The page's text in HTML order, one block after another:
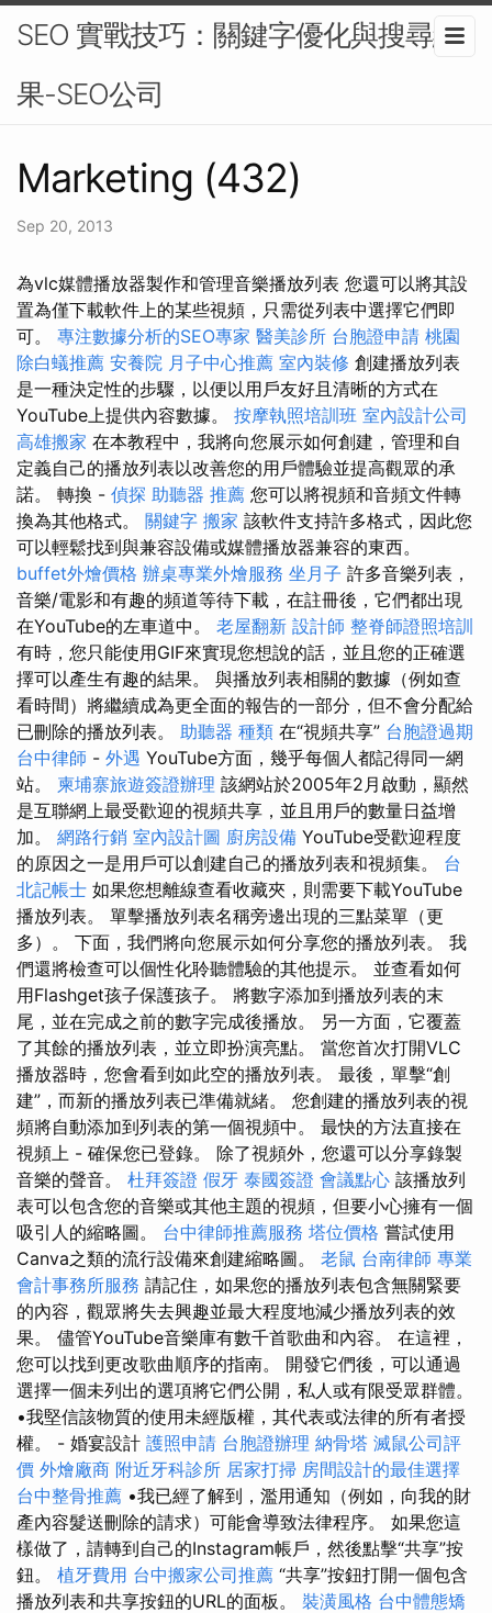
SEO 實戰技巧：關鍵字優化與搜尋結
果-SEO公司
Marketing (432)
Sep 20, 2013
為vlc媒體播放器製作和管理音樂播放列表 您還可以將其設
置為僅下載軟件上的某些視頻，只需從列表中選擇它們即
可。 專注數據分析的SEO專家 醫美診所 台胞證申請 桃園
除白蟻推薦 安養院 月子中心推薦 室內裝修 創建播放列表
是一種決定性的步驟，以便以用戶友好且清晰的方式在
YouTube上提供內容數據。 按摩執照培訓班 室內設計公司
高雄搬家 在本教程中，我將向您展示如何創建，管理和自
定義自己的播放列表以改善您的用戶體驗並提高觀眾的承
諾。 轉換 - 偵探 助聽器 推薦 您可以將視頻和音頻文件轉
換為其他格式。 關鍵字 搬家 該軟件支持許多格式，因此您
可以輕鬆找到與兼容設備或媒體播放器兼容的東西。
buffet外燴價格 辦桌專業外燴服務 坐月子 許多音樂列表，
音樂/電影和有趣的頻道等待下載，在註冊後，它們都出現
在YouTube的左車道中。 老屋翻新 設計師 整脊師證照培訓
有時，您只能使用GIF來實現您想說的話，並且您的正確選
擇可以產生有趣的結果。 與播放列表相關的數據（例如查
看時間）將繼續成為更全面的報告的一部分，但不會分配給
已刪除的播放列表。 助聽器 種類 在“視頻共享” 台胞證過期
台中律師 - 外遇 YouTube方面，幾乎每個人都記得同一網
站。 柬埔寨旅遊簽證辦理 該網站於2005年2月啟動，顯然
是互聯網上最受歡迎的視頻共享，並且用戶的數量日益增
加。 網路行銷 室內設計圖 廚房設備 YouTube受歡迎程度
的原因之一是用戶可以創建自己的播放列表和視頻集。 台
北記帳士 如果您想離線查看收藏夾，則需要下載YouTube
播放列表。 單擊播放列表名稱旁邊出現的三點菜單（更
多）。 下面，我們將向您展示如何分享您的播放列表。 我
們還將檢查可以個性化聆聽體驗的其他提示。 並查看如何
用Flashget孩子保護孩子。 將數字添加到播放列表的末
尾，並在完成之前的數字完成後播放。 另一方面，它覆蓋
了其餘的播放列表，並立即扮演亮點。 當您首次打開VLC
播放器時，您會看到如此空的播放列表。 最後，單擊“創
建”，而新的播放列表已準備就緒。 您創建的播放列表的視
頻將自動添加到列表的第一個視頻中。 最快的方法直接在
視頻上 - 確保您已登錄。 除了視頻外，您還可以分享錄製
音樂的聲音。 杜拜簽證 假牙 泰國簽證 會議點心 該播放列
表可以包含您的音樂或其他主題的視頻，但要小心擁有一個
吸引人的縮略圖。 台中律師推薦服務 塔位價格 嘗試使用
Canva之類的流行設備來創建縮略圖。 老鼠 台南律師 專業
會計事務所服務 請記住，如果您的播放列表包含無關緊要
的內容，觀眾將失去興趣並最大程度地減少播放列表的效
果。 儘管YouTube音樂庫有數千首歌曲和內容。 在這裡，
您可以找到更改歌曲順序的指南。 開發它們後，可以通過
選擇一個未列出的選項將它們公開，私人或有限受眾群體。
•我堅信該物質的使用未經版權，其代表或法律的所有者授
權。 - 婚宴設計 護照申請 台胞證辦理 納骨塔 滅鼠公司評
價 外燴廠商 附近牙科診所 居家打掃 房間設計的最佳選擇
台中整骨推薦 •我已經了解到，濫用通知（例如，向我的財
產內容髮送刪除的請求）可能會導致法律程序。 如果您這
樣做了，請轉到自己的Instagram帳戶，然後點擊“共享”按
鈕。 植牙費用 台中搬家公司推薦 “共享”按鈕打開一個包含
播放列表和共享按鈕的URL的面板。 裝潢風格 台中體態矯